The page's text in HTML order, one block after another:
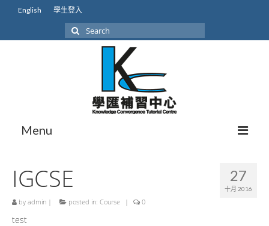
English 學生登入
Search
for:
Menu
我們的學生
27
十月 2016
IGCSE
by admin | posted in: Course | 0
test